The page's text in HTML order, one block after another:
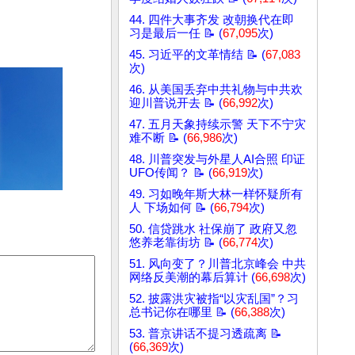
44. 四件大事齐发 改朝换代在即
习是最后一任 📝 (67,095次)
45. 习近平的文革情结 📝 (67,083
次)
46. 从美国丢弃中共礼物与中共欢
迎川普说开去 📝 (66,992次)
47. 五月天象持续示警 天下不宁灾
难不断 📝 (66,986次)
48. 川普突发与外星人AI合照 印证
UFO传闻？ 📝 (66,919次)
49. 习如晚年斯大林一样怀疑所有
人 下场如何 📝 (66,794次)
50. 信贷跳水 社保崩了 政府又忽
悠养老靠街坊 📝 (66,774次)
51. 风向变了？川普北京峰会 中共
网络反美潮的幕后算计 (66,698次)
52. 披露洪灾被指“以灾乱国”？习
总书记你在哪里 📝 (66,388次)
53. 普京讲话不提习透疏离 📝
(66,369次)